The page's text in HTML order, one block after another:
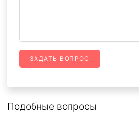
ЗАДАТЬ ВОПРОС
Подобные вопросы